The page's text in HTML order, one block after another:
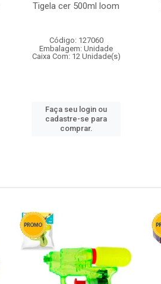
Tigela cer 500ml loom
Código: 127060
Embalagem: Unidade
Caixa Com: 12 Unidade(s)
Faça seu login ou
cadastre-se para
comprar.